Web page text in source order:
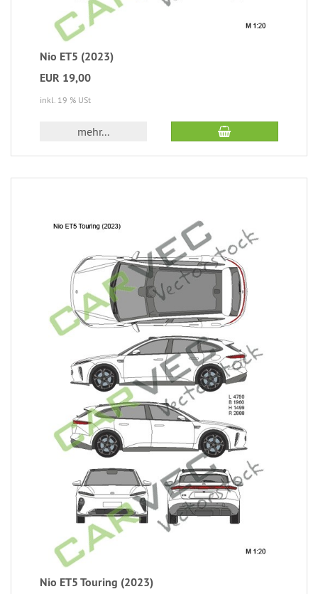
Nio ET5 (2023)
EUR 19,00
inkl. 19 % USt
mehr...
Nio ET5 Touring (2023)